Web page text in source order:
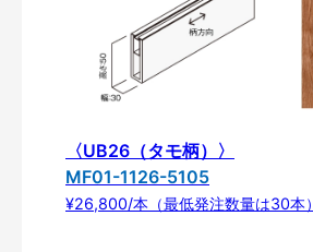
〈UB26（タモ柄）〉
MF01-1126-5105
¥26,800/本（最低発注数量は30本）